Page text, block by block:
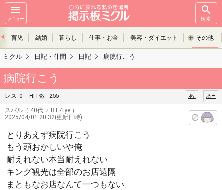
メニュー 検索
育児 結婚 暮らし 仕事・お金 美容・ダイエット その他
ミクル 日記・仲間 日記 病院行こう
病院行こう
レス 0 HIT数 255 あ+
あ-
スバル （ 40代 ♂ RT7tye ）
2025/04/01 20:32(更新日時)
とりあえず病院行こう
もう頭おかしいや俺
耐えれない本当耐えれない
キング観光は全部のお店遠隔
まともなお店なんて一つもない